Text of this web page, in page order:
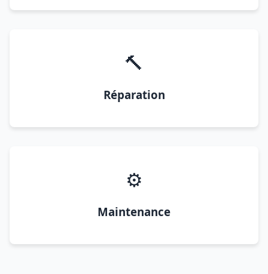
🔨
Réparation
⚙️
Maintenance